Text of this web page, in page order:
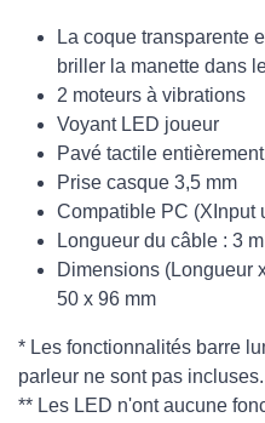
La coque transparente
briller la manette dans
2 moteurs à vibrations
Voyant LED joueur
Pavé tactile
Prise casque 3,5 mm
Compatible PC (XInput
Longueur du câble : 3
Dimensions (Longueur
50 x 96 mm
* Les fonctionnalités barre
parleur ne sont pas incluses.
** Les LED n'ont aucune